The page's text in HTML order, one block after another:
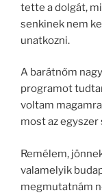
tette a dolgát,
senkinek nem
unatkozni.
A barátnőm
programot
voltam
most az
Remélem,
valamelyik
megmutatnám